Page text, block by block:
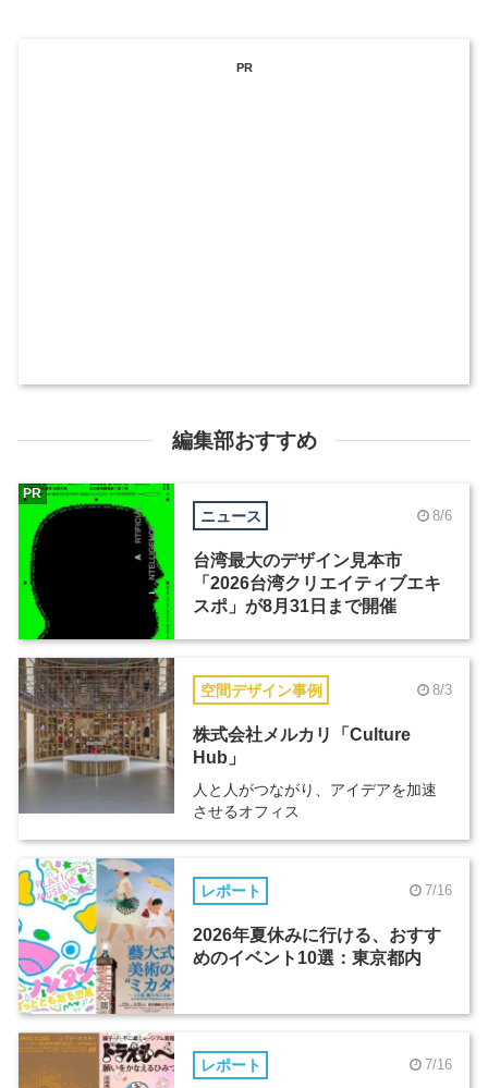
PR
編集部おすすめ
ニュース 8/6
台湾最大のデザイン見本市
「2026台湾クリエイティブエキ
スポ」が8月31日まで開催
PR
空間デザイン事例 8/3
株式会社メルカリ「Culture
Hub」
人と人がつながり、アイデアを加速
させるオフィス
レポート 7/16
2026年夏休みに行ける、おすす
めのイベント10選：東京都内
レポート 7/16